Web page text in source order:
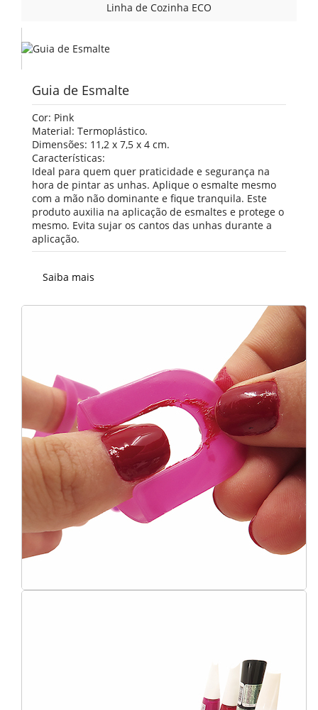
Linha de Cozinha ECO
Guia de Esmalte
Cor: Pink
Material: Termoplástico.
Dimensões: 11,2 x 7,5 x 4 cm.
Características:
Ideal para quem quer praticidade e segurança na
hora de pintar as unhas. Aplique o esmalte mesmo
com a mão não dominante e fique tranquila. Este
produto auxilia na aplicação de esmaltes e protege o
mesmo. Evita sujar os cantos das unhas durante a
aplicação.
Saiba mais